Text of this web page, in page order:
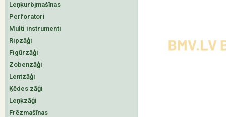
Leņķurbjmašīnas
Perforatori
Multi instrumenti
Ripzāģi
Figūrzāģi
Zobenzāģi
Lentzāģi
Ķēdes zāģi
Leņķzāģi
Frēzmašīnas